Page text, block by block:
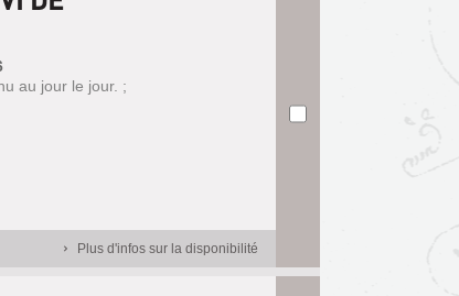
au jour le jour. ;
Plus d'infos sur la disponibilité